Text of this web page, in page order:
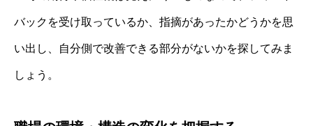
バックを受け取っているか、指摘があったかどうかを思
い出し、自分側で改善できる部分がないかを探してみま
しょう。